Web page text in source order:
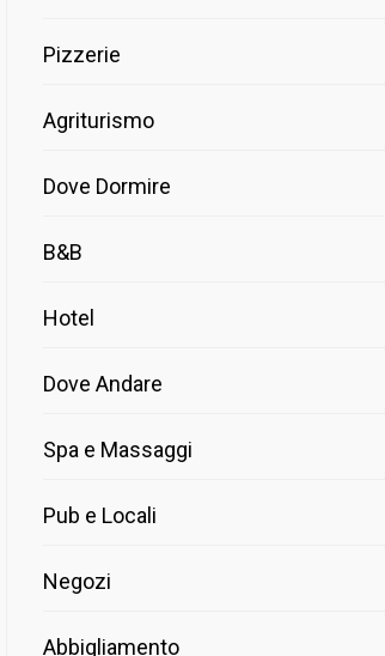
Pizzerie
Agriturismo
Dove Dormire
B&B
Hotel
Dove Andare
Spa e Massaggi
Pub e Locali
Negozi
Abbigliamento